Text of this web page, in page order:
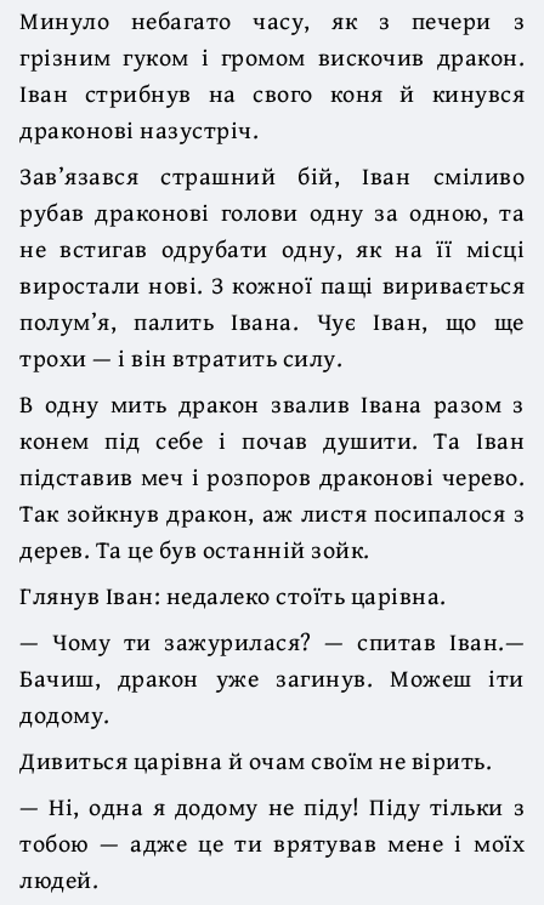
Минуло небагато часу, як з печери з
грізним гуком і громом вискочив дракон.
Іван стрибнув на свого коня й кинувся
драконові назустріч.
Зав’язався страшний бій, Іван сміливо
рубав драконові голови одну за одною, та
не встигав одрубати одну, як на її місці
виростали нові. З кожної пащі виривається
полум’я, палить Івана. Чує Іван, що ще
трохи — і він втратить силу.
В одну мить дракон звалив Івана разом з
конем під себе і почав душити. Та Іван
підставив меч і розпоров драконові черево.
Так зойкнув дракон, аж листя посипалося з
дерев. Та це був останній зойк.
Глянув Іван: недалеко стоїть царівна.
— Чому ти зажурилася? — спитав Іван.—
Бачиш, дракон уже загинув. Можеш іти
додому.
Дивиться царівна й очам своїм не вірить.
— Ні, одна я додому не піду! Піду тільки з
тобою — адже це ти врятував мене і моїх
людей.